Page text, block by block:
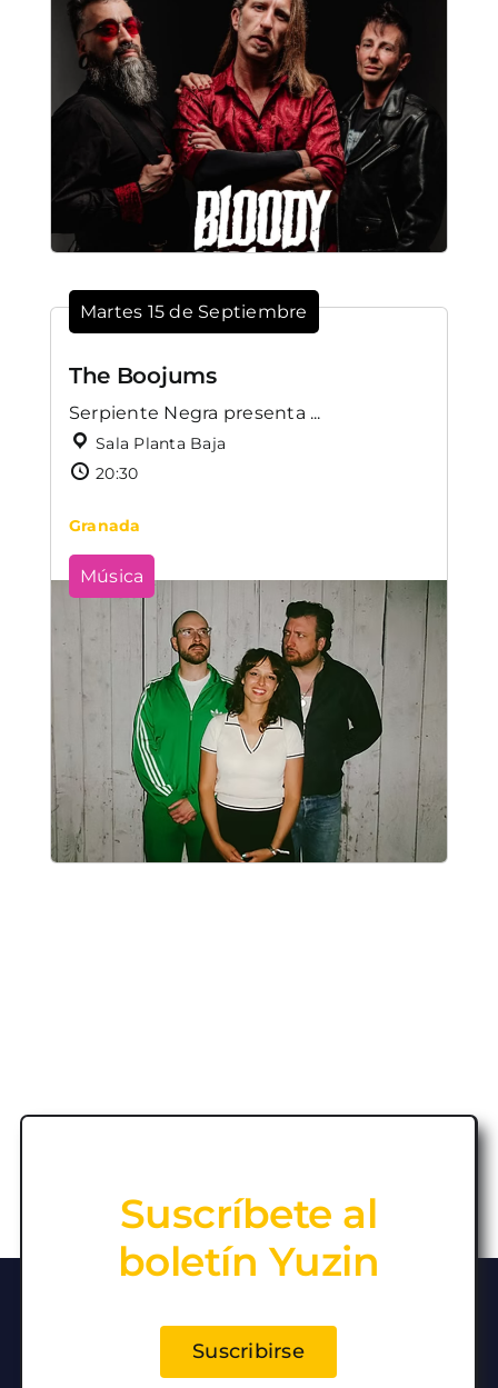
Martes 15 de Septiembre
The Boojums
Serpiente Negra presenta ...
Sala Planta Baja
20:30
Granada
Música
Suscríbete al
boletín Yuzin
Suscribirse